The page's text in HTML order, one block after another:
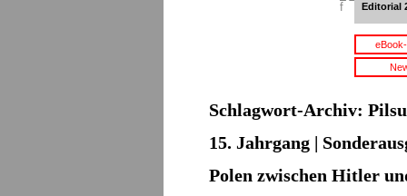
Editorial
Schlagwort-Archiv:
15. Jahrgang |
Polen zwischen Hitler